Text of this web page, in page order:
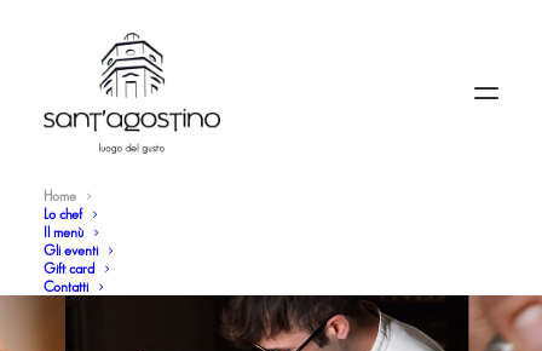
Home
Lo chef
Il menù
Gli eventi
Gift card
Contatti